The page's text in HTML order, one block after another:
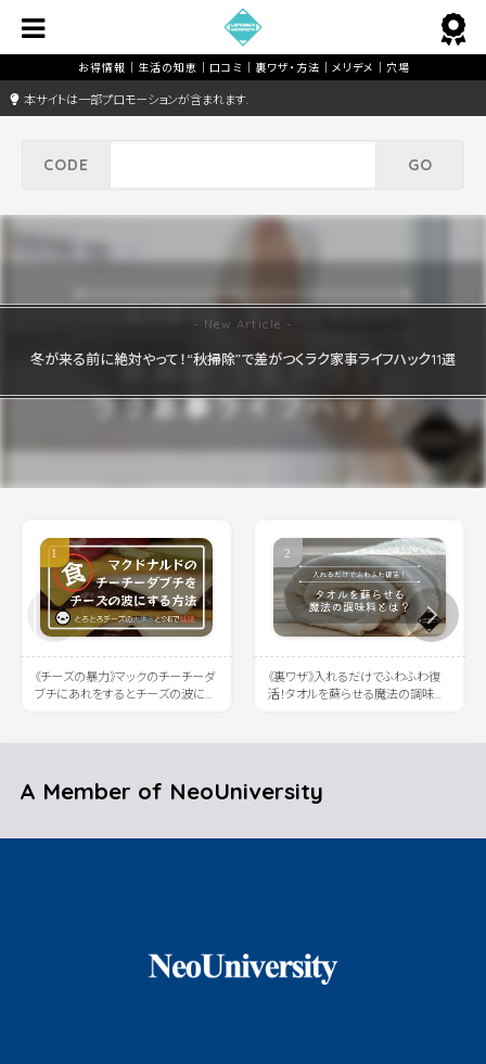
本サイトは一部プロモーションが含まれます.
冬が来る前に絶対やって！“秋掃除”で差がつくラク家事ライフハック11選
《チーズの暴力》マックのチーチーダ
ブチにあれをするとチーズの波に溺
《裏ワザ》入れるだけでふわふわ復
活！タオルを蘇らせる魔法の調味料
A Member of NeoUniversity